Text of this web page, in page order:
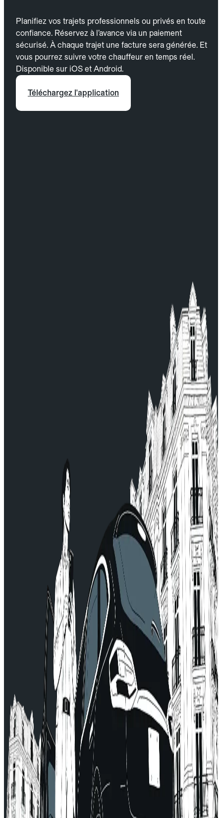
Planifiez vos trajets professionnels ou privés en toute
confiance. Réservez à l’avance via un paiement
sécurisé. À chaque trajet une facture sera générée. Et
vous pourrez suivre votre chauffeur en temps réel.
Disponible sur iOS et Android.
Téléchargez l'application